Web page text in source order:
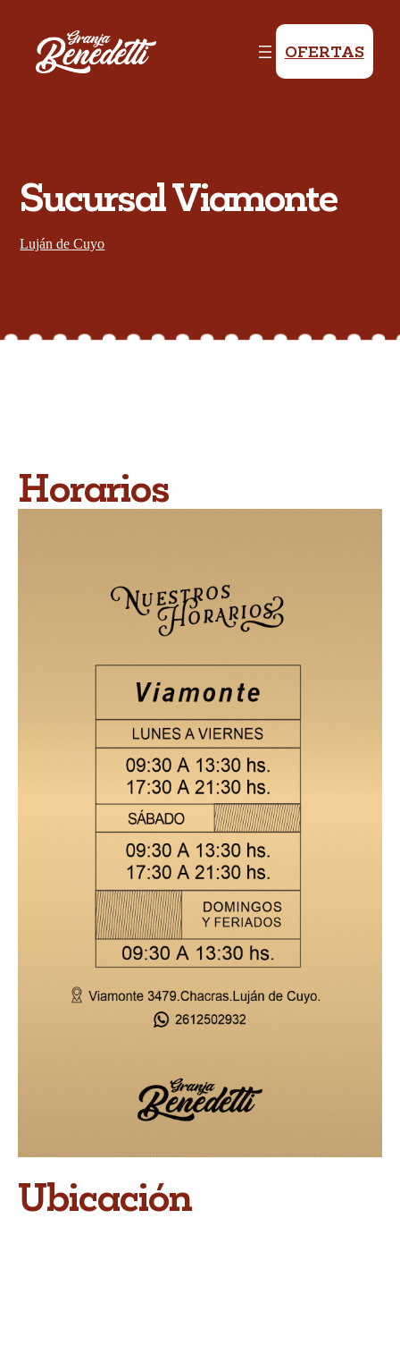
OFERTAS
Sucursal Viamonte
Luján de Cuyo
Horarios
Ubicación